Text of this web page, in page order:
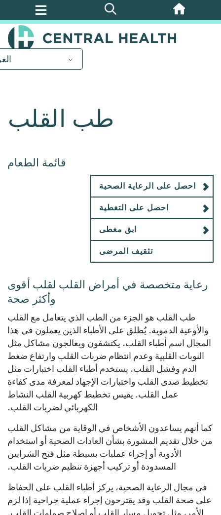
تخطي
طب القلب
قائمة الطعام
احصل على الرعاية الصحية
احصل على التغطية
ابق مغطى
تثقيف المرضى
رعاية متخصصة في أمراض القلب لقلب أقوى
وأكثر صحة
طب القلب هو الجزء من الطب الذي يتعامل مع القلب
والأوعية الدموية. يُطلق على الأطباء الذين يعملون في هذا
المجال اسم أطباء القلب. يكتشفون ويعالجون مشاكل مثل
النوبات القلبية وعدم انتظام ضربات القلب وارتفاع ضغط
الدم وفشل القلب. يستخدم أطباء القلب اختبارات مثل
تخطيط صدى القلب واختبارات الإجهاد لمعرفة مدى كفاءة
عمل القلب. يقيس تخطيط كهربية القلب النشاط
الكهربائي لضربات القلب.
كما أنهم يساعدون الأشخاص في الوقاية من مشاكل القلب
من خلال تقديم المشورة بشأن العادات الصحية أو استخدام
الأدوية أو إجراء عمليات بسيطة مثل فتح الشرايين
المسدودة أو تركيب أجهزة تنظيم ضربات القلب.
في مجال الرعاية الصحية، يركز أطباء القلب على الحفاظ
على صحة القلب وقد يقترحون إجراء عملية جراحية إذا لزم